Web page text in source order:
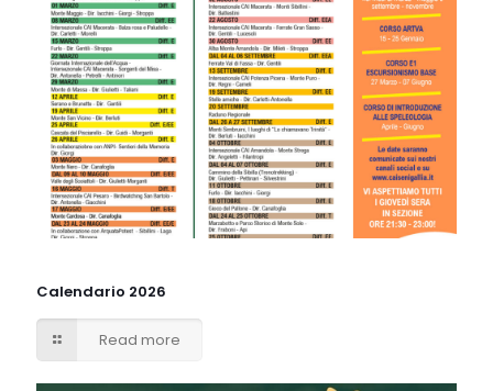
Calendario 2026
Read more